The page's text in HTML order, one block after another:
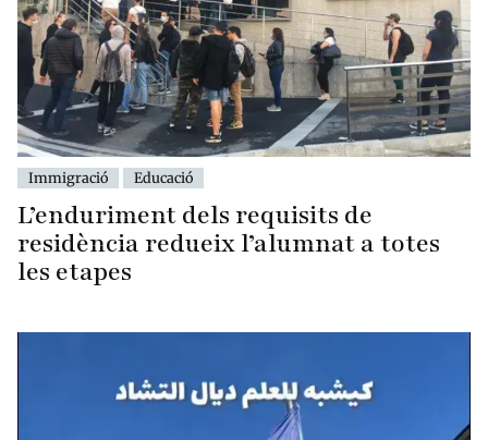
Immigració Educació
L’enduriment dels requisits de
residència redueix l’alumnat a totes
les etapes